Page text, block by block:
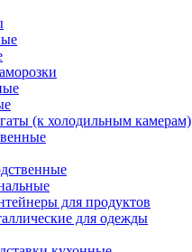
(к холодильным камерам)
для продуктов
для одежды